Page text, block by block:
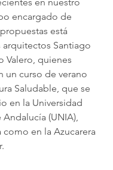
encargado de
está
Santiago
Valero, quienes
un curso de verano
Saludable, que se
en la Universidad
(UNIA),
en la Azucarera